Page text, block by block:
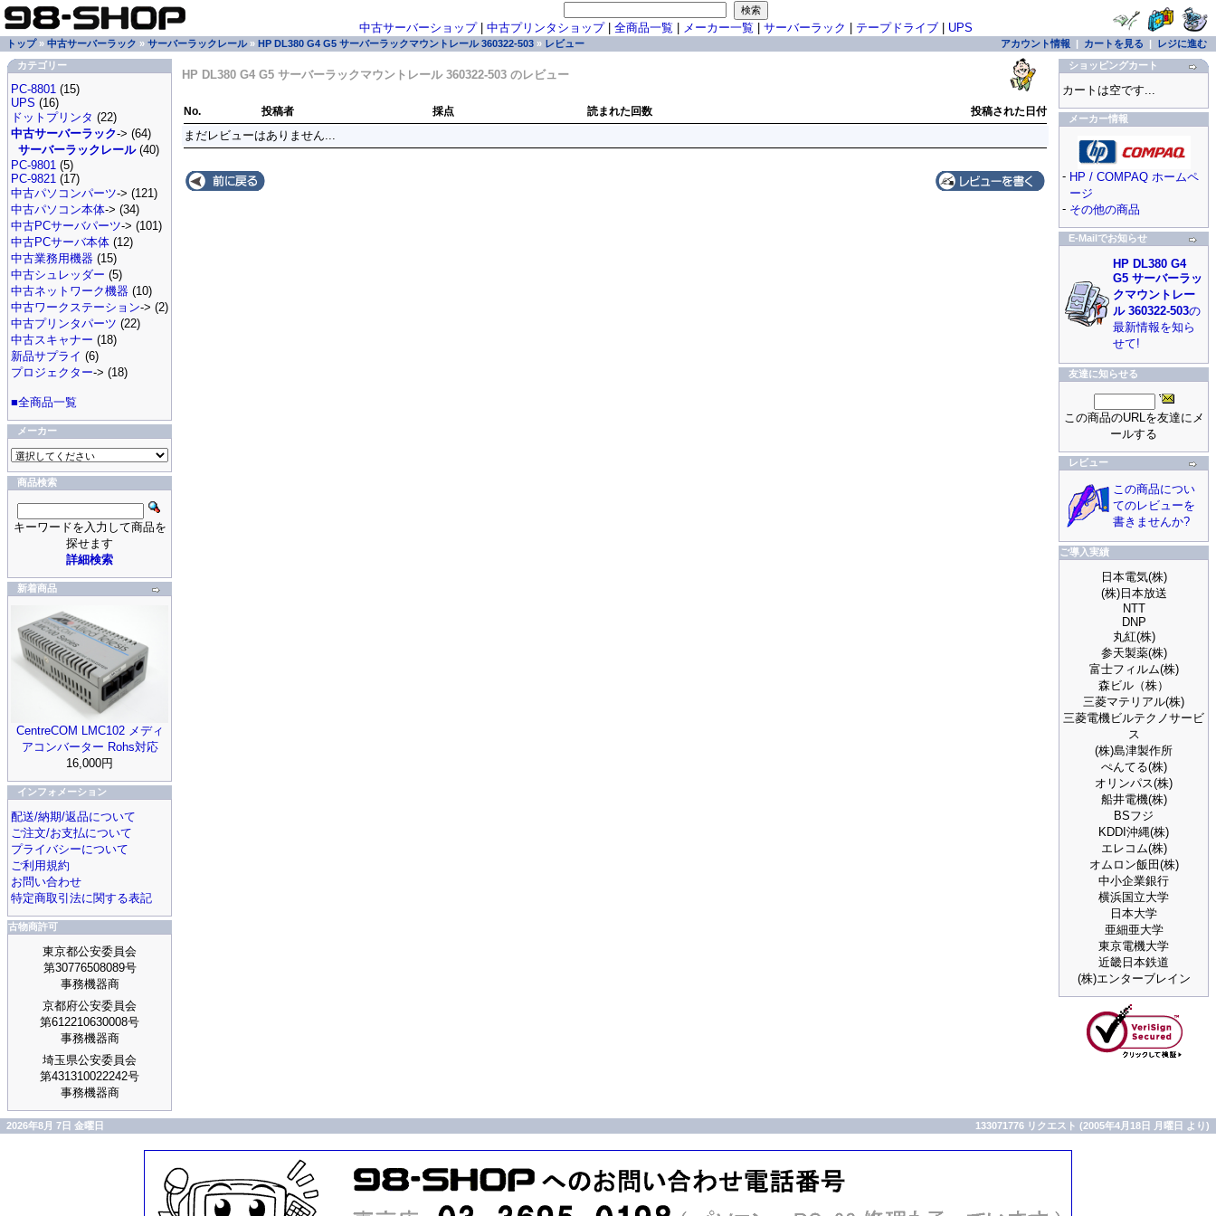
中古サーバーショップ| 中古プリンタショップ| 全商品一覧 メーカー一覧 サーバーラック テープドライブ| UPS
トップ» 中古サーバーラック » サーバーラックレール» HP DL380 G4 G5 サーバーラックマウントレール 360322-503 » レビュー アカウント情報 | カートを見る | レジに進む
カテゴリー
PC-8801 (15)
UPS (16)
ドットプリンタ (22)
中古サーバーラック-> (64)
サーバーラックレール(40)
PC-9801 (5)
PC-9821 (17)
中古パソコンパーツ-> (121)
中古パソコン本体-> (34)
中古PCサーバパーツ-> (101)
中古PCサーバ本体 (12)
中古業務用機器 (15)
中古シュレッダー (5)
中古ネットワーク機器 (10)
中古ワークステーション-> (2)
中古プリンタパーツ (22)
中古スキャナー (18)
新品サプライ (6)
プロジェクター-> (18)
■全商品一覧
メーカー
商品検索
キーワードを入力して商品を
探せます
詳細検索
新着商品
CentreCOM LMC102 メディ
アコンバーター Rohs対応
16,000円
インフォメーション
配送/納期/返品について
ご注文/お支払について
プライバシーについて
ご利用規約
お問い合わせ
特定商取引法に関する表記
古物商許可
東京都公安委員会
第30776508089号
事務機器商
京都府公安委員会
第612210630008号
事務機器商
埼玉県公安委員会
第431310022242号
事務機器商
HP DL380 G4 G5 サーバーラックマウントレール 360322-503 のレビュー
No. 投稿者 採点 読まれた回数 投稿された日付
まだレビューはありません...
ショッピングカート
カートは空です...
メーカー情報
- HP / COMPAQ ホームペ
ージ
- その他の商品
E-Mailでお知らせ
HP DL380 G4
G5 サーバーラッ
クマウントレー
ル 360322-503の
最新情報を知ら
せて!
友達に知らせる
この商品のURLを友達にメ
ールする
レビュー
この商品につい
てのレビューを
書きませんか?
ご導入実績
日本電気(株)
(株)日本放送
NTT
DNP
丸紅(株)
参天製薬(株)
富士フィルム(株)
森ビル（株）
三菱マテリアル(株)
三菱電機ビルテクノサービ
ス
(株)島津製作所
ぺんてる(株)
オリンパス(株)
船井電機(株)
BSフジ
KDDI沖縄(株)
エレコム(株)
オムロン飯田(株)
中小企業銀行
横浜国立大学
日本大学
亜細亜大学
東京電機大学
近畿日本鉄道
(株)エンターブレイン
2026年8月 7日 金曜日 133071776 リクエスト (2005年4月18日 月曜日 より)